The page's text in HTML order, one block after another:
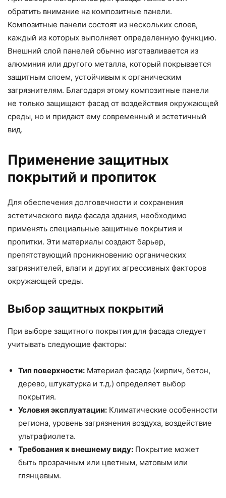
обратить внимание на композитные панели.
Композитные панели состоят из нескольких слоев,
каждый из которых выполняет определенную функцию.
Внешний слой панелей обычно изготавливается из
алюминия или другого металла, который покрывается
защитным слоем, устойчивым к органическим
загрязнителям. Благодаря этому композитные панели
не только защищают фасад от воздействия окружающей
среды, но и придают ему современный и эстетичный
вид.
Применение защитных
покрытий и пропиток
Для обеспечения долговечности и сохранения
эстетического вида фасада здания, необходимо
применять специальные защитные покрытия и
пропитки. Эти материалы создают барьер,
препятствующий проникновению органических
загрязнителей, влаги и других агрессивных факторов
окружающей среды.
Выбор защитных покрытий
При выборе защитного покрытия для фасада следует
учитывать следующие факторы:
Тип поверхности: Материал фасада (кирпич, бетон,
дерево, штукатурка и т.д.) определяет выбор
покрытия.
Условия эксплуатации: Климатические особенности
региона, уровень загрязнения воздуха, воздействие
ультрафиолета.
Требования к внешнему виду: Покрытие может
быть прозрачным или цветным, матовым или
глянцевым.